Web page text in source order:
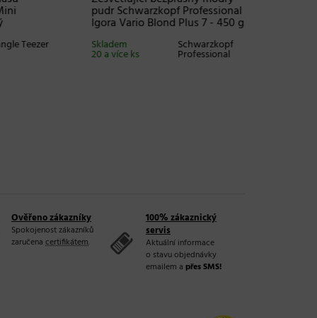
Teezer
pudr Schwarzkopf Professional
Igora Vario Blond Plus 7 - 450 g
Schwarzkopf
Professional
Skladem
20 a více ks
Ověřeno zákazníky
Spokojenost zákazníků
zaručena certifikátem.
100% zákaznický
servis
Aktuální informace
o stavu objednávky
emailem a přes SMS!